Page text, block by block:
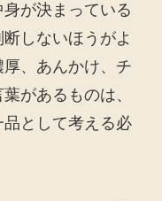
が決まっている
しないほうがよ
、あんかけ、チ
があるものは、
として考える必